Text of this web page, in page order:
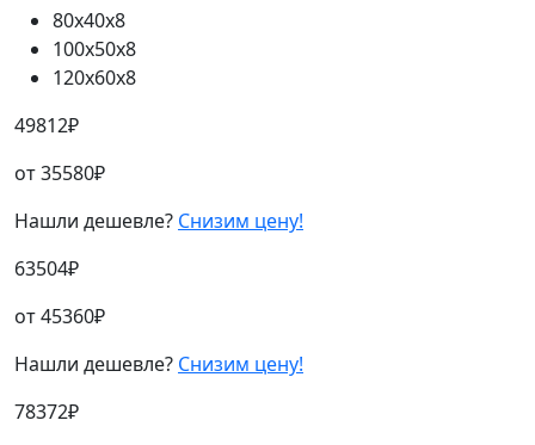
80х40х8
100х50х8
120х60х8
49812₽
от35580₽
Нашли дешевле? Снизим цену!
63504₽
от45360₽
Нашли дешевле? Снизим цену!
78372₽